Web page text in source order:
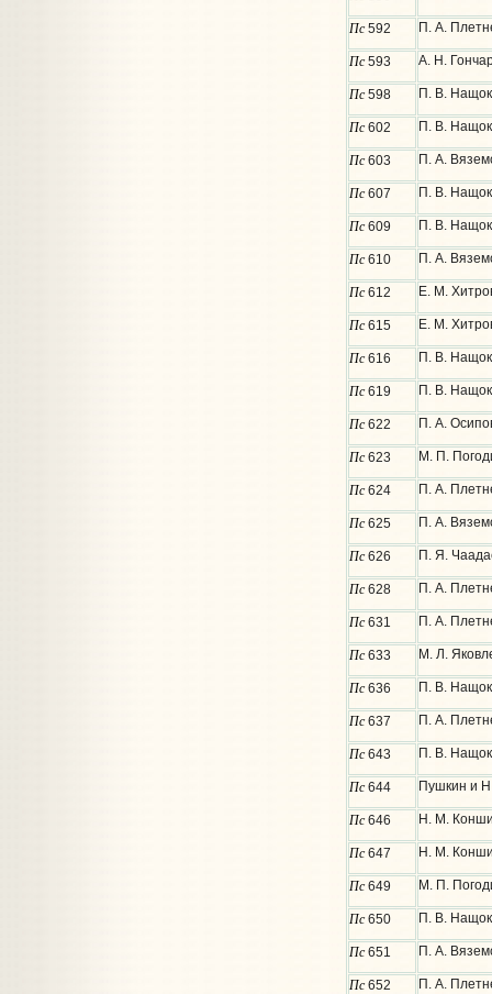
Пс592 П. А.
Пс593 А. Н.
Пс598 П. В.
Пс602 П. В.
Пс603 П. А.
Пс607 П. В.
Пс609 П. В.
Пс610 П. А.
Пс612 Е. М.
Пс615 Е. М.
Пс616 П. В.
Пс619 П. В.
Пс622 П. А.
Пс623 М. П.
Пс624 П. А.
Пс625 П. А.
Пс626 П. Я.
Пс628 П. А.
Пс631 П. А.
Пс633 М. Л.
Пс636 П. В.
Пс637 П. А.
Пс643 П. В.
Пс644 Пушкин и
Пс646 Н. М.
Пс647 Н. М.
Пс649 М. П.
Пс650 П. В.
Пс651 П. А.
Пс652 П. А.